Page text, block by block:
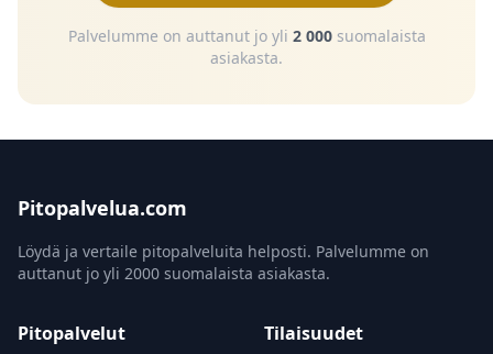
Palvelumme on auttanut jo yli 2 000suomalaista
asiakasta.
Pitopalvelua.com
Löydä ja vertaile pitopalveluita helposti. Palvelumme on
auttanut jo yli 2000 suomalaista asiakasta.
Pitopalvelut Tilaisuudet